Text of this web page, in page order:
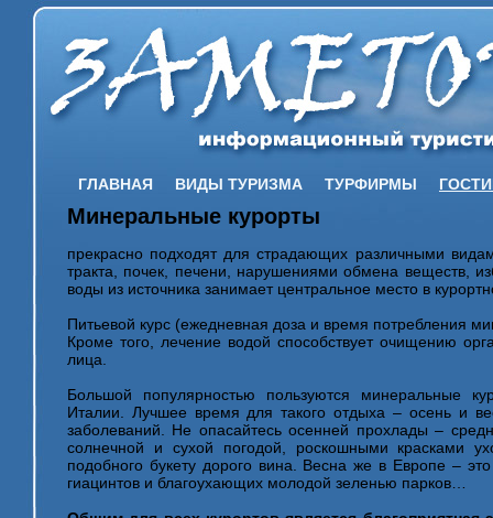
ГЛАВНАЯ ВИДЫ ТУРИЗМА ТУРФИРМЫ
Минеральные курорты
прекрасно подходят для страдающих различными
тракта, почек, печени, нарушениями обмена веществ,
воды из источника занимает центральное место в
Питьевой курс (ежедневная доза и время потребления
Кроме того, лечение водой способствует очищению
лица.
Большой популярностью пользуются минеральные
Италии. Лучшее время для такого отдыха – осень и
заболеваний. Не опасайтесь осенней прохлады –
солнечной и сухой погодой, роскошными красками
подобного букету дорого вина. Весна же в Европе –
гиацинтов и благоухающих молодой зеленью парков…